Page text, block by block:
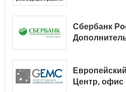
Сбербанк
Центр, офис